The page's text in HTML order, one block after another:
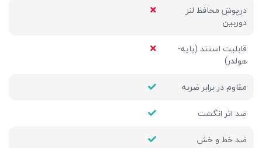
درپوش محافظ لنز
دوربین
قابلیت استند (پایه-
هولدر)
مقاوم در برابر ضربه
ضد اثر انگشت
ضد خط و خش